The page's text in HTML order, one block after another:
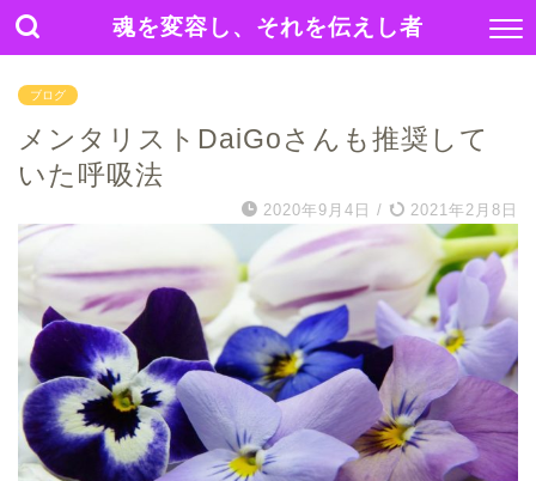
魂を変容し、それを伝えし者
ブログ
メンタリストDaiGoさんも推奨して
いた呼吸法
2020年9月4日 / 2021年2月8日